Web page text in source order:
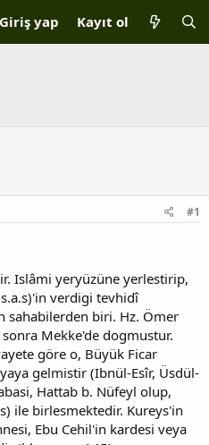
Giriş yap Kayıt ol
#1
Islâmi yeryüzüne yerlestirip,
verdigi tevhidî
sahabilerden biri. Hz. Ömer
Mekke'de dogmustur.
göre o, Büyük Ficar
gelmistir (Ibnül-Esîr, Üsdül-
Hattab b. Nüfeyl olup,
ile birlesmektedir. Kureys'in
Ebu Cehil'in kardesi veya